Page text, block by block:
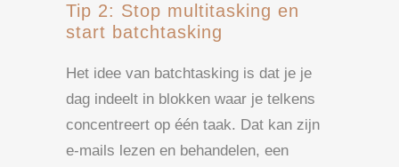
Tip 2: Stop multitasking en
start batchtasking
Het idee van batchtasking is dat je je
dag indeelt in blokken waar je telkens
concentreert op één taak. Dat kan zijn
e-mails lezen en behandelen, een